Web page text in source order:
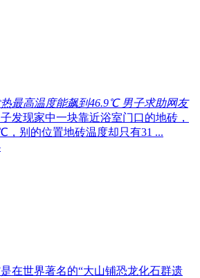
最高温度能飙到46.9℃ 男子求助网友
发现家中一块靠近浴室门口的地砖，
，别的位置地砖温度却只有31 ...
在世界著名的“大山铺恐龙化石群遗